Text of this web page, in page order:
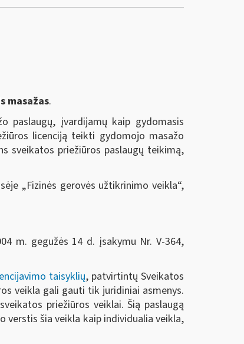
masažas.
paslaugų, įvardijamų kaip gydomasis
licenciją teikti gydomojo masažo
sveikatos priežiūros paslaugų teikimą,
„Fizinės gerovės užtikrinimo veikla“,
m. gegužės 14 d. įsakymu Nr. V-364,
taisyklių, patvirtintų Sveikatos
veikla gali gauti tik juridiniai asmenys.
priežiūros veiklai. Šią paslaugą
verstis šia veikla kaip individualia veikla,